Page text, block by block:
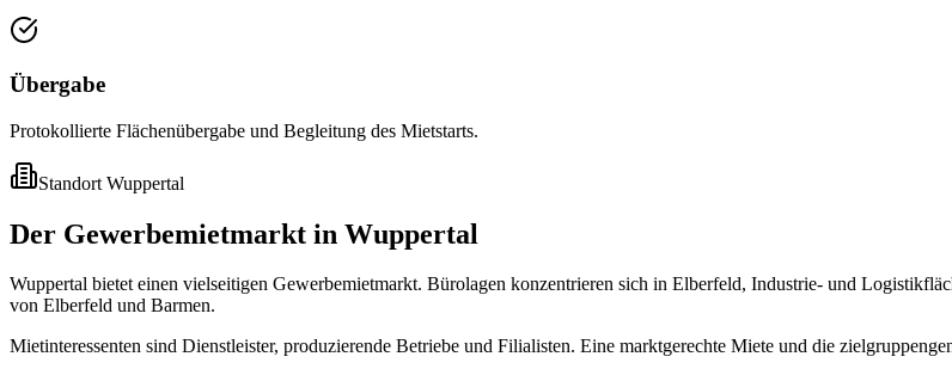
Übergabe
Protokollierte Flächenübergabe und Begleitung des Mietstarts.
Standort Wuppertal
Der Gewerbemietmarkt in Wuppertal
Wuppertal bietet einen vielseitigen Gewerbemietmarkt. Bürolagen konzentrieren sich in Elberfeld, Industrie- und
von Elberfeld und Barmen.
Mietinteressenten sind Dienstleister, produzierende Betriebe und Filialisten. Eine marktgerechte Miete und die